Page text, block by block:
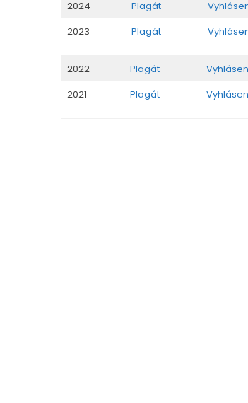
2024 Plagát
2023
Plagát
2022 Plagát
2021
Plagát